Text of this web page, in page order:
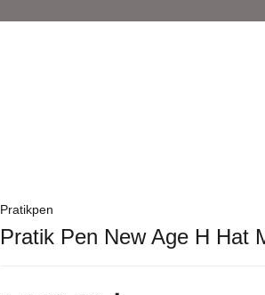
Pratikpen
Pratik Pen New Age H Hat